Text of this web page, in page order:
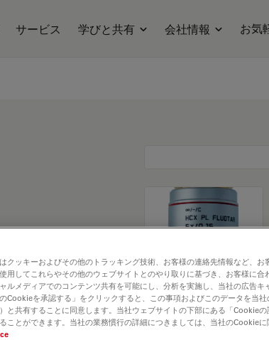
サービス 学びと共有 会社情報 お気
Objective
best fit for
クッキーおよびその他のトラッキング技術、お客様の連絡先情報など、お
用してこれらやその他のウェブサイトとのやり取りに基づき、お客様に合
ルメディアでのコンテンツ共有を可能にし、分析を実施し、当社の広告キ
Cookieを承認する」をクリックすると、この事項およびこのデータを当社
と共有することに同意します。当社ウェブサイトの下部にある「Cookie
ことができます。当社の業務慣行の詳細につきましては、当社のCookieに